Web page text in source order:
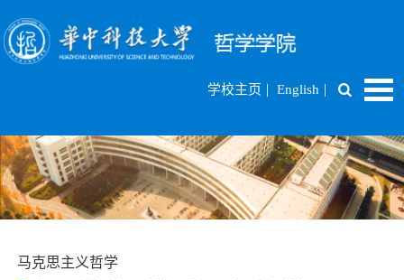
学校主页 | English |
马克思主义哲学